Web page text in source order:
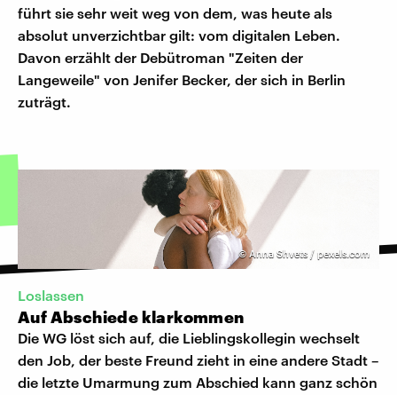
führt sie sehr weit weg von dem, was heute als
absolut unverzichtbar gilt: vom digitalen Leben.
Davon erzählt der Debütroman "Zeiten der
Langeweile" von Jenifer Becker, der sich in Berlin
zuträgt.
© Anna Shvets / pexels.com
Loslassen
Auf Abschiede klarkommen
Die WG löst sich auf, die Lieblingskollegin wechselt
den Job, der beste Freund zieht in eine andere Stadt –
die letzte Umarmung zum Abschied kann ganz schön